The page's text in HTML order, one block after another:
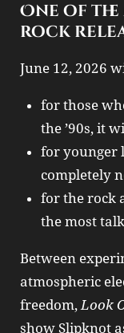
One of
rock
June 12, 2026
for those
the ’90s, it
for younger
completely
for the rock
the most
Between
atmospheric
freedom,Look
show Slipknot